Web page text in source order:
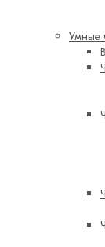
Умные